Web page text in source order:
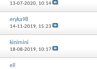
13-07-2020, 10:14
eryka98
14-11-2019, 15:23
kinimini
18-08-2019, 10:17
ell